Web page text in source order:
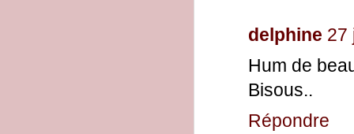
delphine 27
Hum de
Bisous..
Répondre